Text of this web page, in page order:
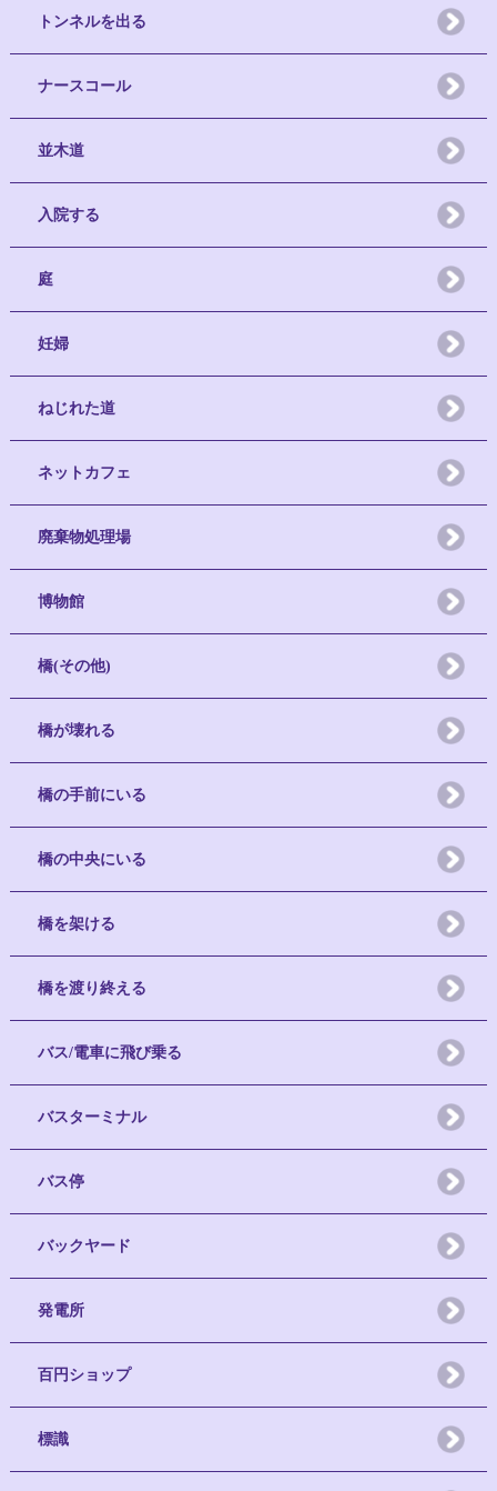
トンネルを出る
ナースコール
並木道
入院する
庭
妊婦
ねじれた道
ネットカフェ
廃棄物処理場
博物館
橋(その他)
橋が壊れる
橋の手前にいる
橋の中央にいる
橋を架ける
橋を渡り終える
バス/電車に飛び乗る
バスターミナル
バス停
バックヤード
発電所
百円ショップ
標識